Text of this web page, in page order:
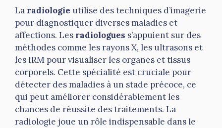
La radiologie utilise des techniques d’imagerie
pour diagnostiquer diverses maladies et
affections. Les radiologues s’appuient sur des
méthodes comme les rayons X, les ultrasons et
les IRM pour visualiser les organes et tissus
corporels. Cette spécialité est cruciale pour
détecter des maladies à un stade précoce, ce
qui peut améliorer considérablement les
chances de réussite des traitements. La
radiologie joue un rôle indispensable dans le